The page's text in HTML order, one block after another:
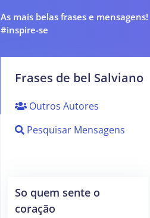
As mais belas frases e mensagens!
#inspire-se
Frases de bel Salviano
Outros Autores
Pesquisar Mensagens
So quem sente o
coração